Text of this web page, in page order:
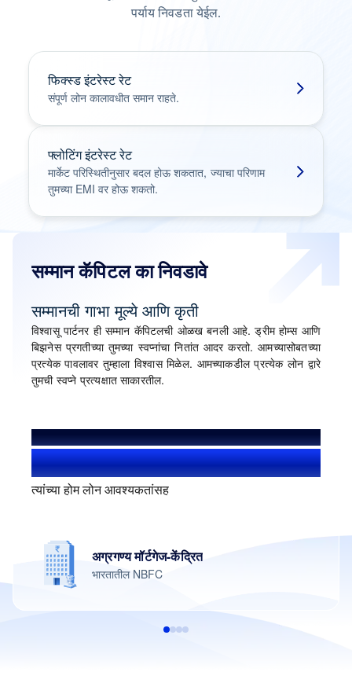
पर्याय निवडता येईल.
फिक्स्ड इंटरेस्ट रेट
संपूर्ण लोन कालावधीत समान राहते.
फ्लोटिंग इंटरेस्ट रेट
मार्केट परिस्थितीनुसार बदल होऊ शकतात, ज्याचा परिणाम
तुमच्या EMI वर होऊ शकतो.
सम्मान कॅपिटल का निवडावे
सम्मानची गाभा मूल्ये आणि कृती
विश्वासू पार्टनर ही सम्मान कॅपिटलची ओळख बनली आहे. ड्रीम होम्स आणि
बिझनेस प्रगतीच्या तुमच्या स्वप्नांचा नितांत आदर करतो. आमच्यासोबतच्या
प्रत्येक पावलावर तुम्हाला विश्वास मिळेल. आमच्याकडील प्रत्येक लोन द्वारे
तुमची स्वप्ने प्रत्यक्षात साकारतील.
आम्ही मदत केली आहे
1.4+ दशलक्ष यूजर
त्यांच्या होम लोन आवश्यकतांसह
अग्रगण्य मॉर्टगेज-केंद्रित
भारतातील NBFC